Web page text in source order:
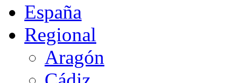
España
Regional
Aragón